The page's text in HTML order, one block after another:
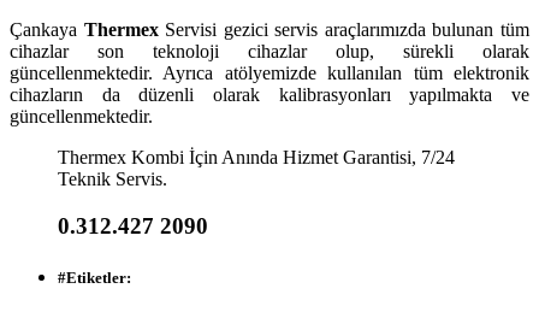
Çankaya Thermex Servisi gezici servis araçlarımızda bulunan tüm
cihazlar son teknoloji cihazlar olup, sürekli olarak
güncellenmektedir. Ayrıca atölyemizde kullanılan tüm elektronik
cihazların da düzenli olarak kalibrasyonları yapılmakta ve
güncellenmektedir.
Thermex Kombi İçin Anında Hizmet Garantisi, 7/24
Teknik Servis.
0.312.427 2090
#Etiketler: